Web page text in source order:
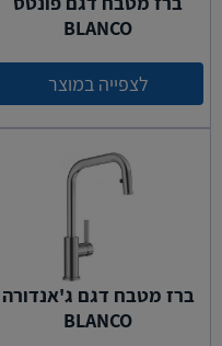
BLANCO
לצפייה במוצר
ברז מטבח דגם ג'אנדורה
BLANCO